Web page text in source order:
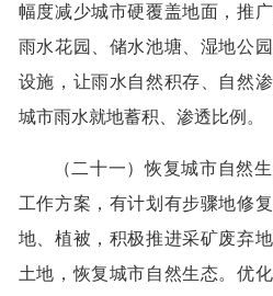
幅度减少城市硬覆盖地面，推
雨水花园、储水池塘、湿地公
设施，让雨水自然积存、自然
城市雨水就地蓄积、渗透比例。
（二十一）恢复城市自然
工作方案，有计划有步骤地修
地、植被，积极推进采矿废弃
土地，恢复城市自然生态。优